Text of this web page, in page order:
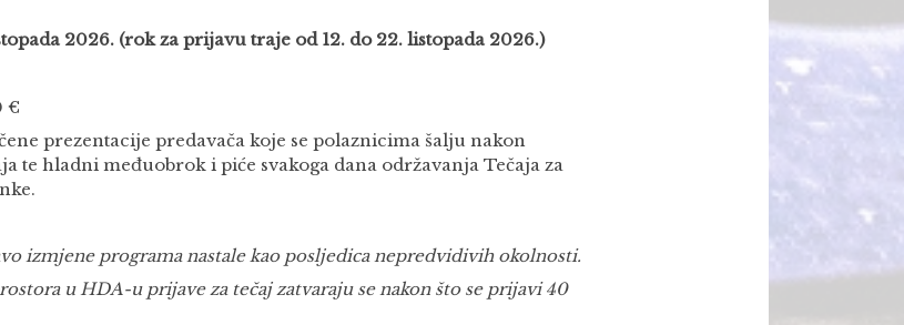
2026. (rok za prijavu traje od 12. do 22. listopada 2026.)
€
prezentacije predavača koje se polaznicima šalju nakon
te hladni međuobrok i piće svakoga dana održavanja Tečaja za
izmjene programa nastale kao posljedica nepredvidivih okolnosti.
u HDA-u prijave za tečaj zatvaraju se nakon što se prijavi 40